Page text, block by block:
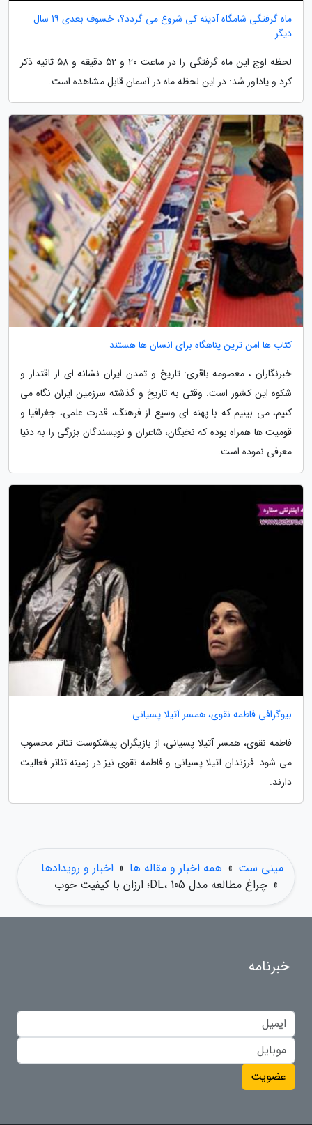
ماه گرفتگی شامگاه آدینه کی شروع می گردد؟، خسوف بعدی 19 سال
دیگر
لحظه اوج این ماه گرفتگی را در ساعت 20 و 52 دقیقه و 58 ثانیه ذکر
کرد و یادآور شد: در این لحظه ماه در آسمان قابل مشاهده است.
کتاب ها امن ترین پناهگاه برای انسان ها هستند
خبرنگاران ، معصومه باقری: تاریخ و تمدن ایران نشانه ای از اقتدار و
شکوه این کشور است. وقتی به تاریخ و گذشته سرزمین ایران نگاه می
کنیم، می بینیم که با پهنه ای وسیع از فرهنگ، قدرت علمی، جغرافیا و
قومیت ها همراه بوده که نخبگان، شاعران و نویسندگان بزرگی را به دنیا
معرفی نموده است.
بیوگرافی فاطمه نقوی، همسر آتیلا پسیانی
فاطمه نقوی، همسر آتیلا پسیانی، از بازیگران پیشکوست تئاتر محسوب
می شود. فرزندان آتیلا پسیانی و فاطمه نقوی نیز در زمینه تئاتر فعالیت
دارند.
مینی ست » همه اخبار و مقاله ها » اخبار و رویدادها
» چراغ مطالعه مدل DL، 105؛ ارزان با کیفیت خوب
خبرنامه
عضویت